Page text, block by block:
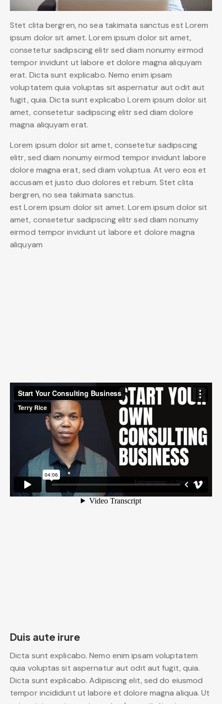
Stet clita bergren, no sea takimata sanctus est Lorem
ipsum dolor sit amet. Lorem ipsum dolor sit amet,
consetetur sadipscing elitr sed diam nonumy eirmod
tempor invidunt ut labore et dolore magna aliquyam
erat. Dicta sunt explicabo. Nemo enim ipsam
voluptatem quia voluptas sit aspernatur aut odit aut
fugit, quia. Dicta sunt explicabo Lorem ipsum dolor sit
amet, consetetur sadipscing elitr sed diam dolore
magna aliquyam erat.
Lorem ipsum dolor sit amet, consetetur sadipscing
elitr, sed diam nonumy eirmod tempor invidunt labore
dolore magna erat, sed diam voluptua. At vero eos et
accusam et justo duo dolores et rebum. Stet clita
bergren, no sea takimata sanctus.
est Lorem ipsum dolor sit amet. Lorem ipsum dolor sit
amet, consetetur sadipscing elitr sed diam nonumy
eirmod tempor invidunt ut labore et dolore magna
aliquyam
Duis aute irure
Dicta sunt explicabo. Nemo enim ipsam voluptatem
quia voluptas sit aspernatur aut odit aut fugit, quia.
Dicta sunt explicabo. Adipiscing elit, sed do eiusmod
tempor incididunt ut labore et dolore magna aliqua. Ut